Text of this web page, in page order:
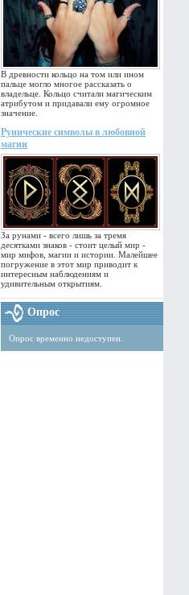
В древности кольцо на том или ином
пальце могло многое рассказать о
владельце. Кольцо считали магическим
атрибутом и придавали ему огромное
значение.
Рунические символы в любовной
магии
За рунами - всего лишь за тремя
десятками знаков - стоит целый мир -
мир мифов, магии и истории. Малейшее
погружение в этот мир приводит к
интересным наблюдениям и
удивительным открытиям.
Опрос
Опрос временно недоступен.